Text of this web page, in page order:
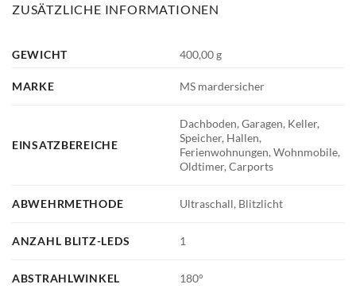
ZUSÄTZLICHE INFORMATIONEN
GEWICHT 400,00 g
MARKE MS mardersicher
EINSATZBEREICHE
Dachboden, Garagen, Keller,
Speicher, Hallen,
Ferienwohnungen, Wohnmobile,
Oldtimer, Carports
ABWEHRMETHODE Ultraschall, Blitzlicht
ANZAHL BLITZ-LEDS 1
ABSTRAHLWINKEL 180°